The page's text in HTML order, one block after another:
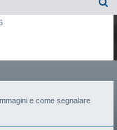
e come segnalare